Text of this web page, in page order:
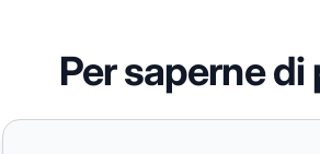
Per saperne di
Come Promuovere i Link di Affiliazione